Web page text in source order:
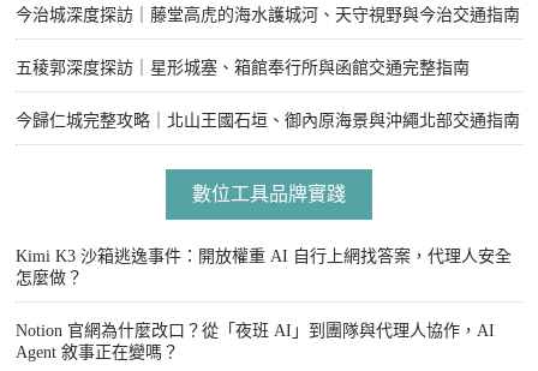
今治城深度探訪｜藤堂高虎的海水護城河、天守視野與今治交通指南
五稜郭深度探訪｜星形城塞、箱館奉行所與函館交通完整指南
今歸仁城完整攻略｜北山王國石垣、御內原海景與沖繩北部交通指南
數位工具品牌實踐
Kimi K3 沙箱逃逸事件：開放權重 AI 自行上網找答案，代理人安全
怎麼做？
Notion 官網為什麼改口？從「夜班 AI」到團隊與代理人協作，AI
Agent 敘事正在變嗎？